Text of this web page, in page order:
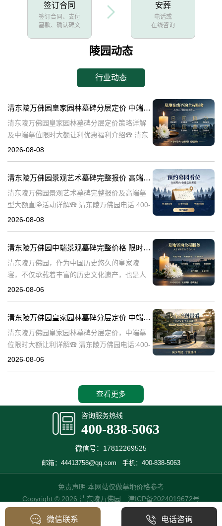
签订合同
签订合同、支付
墓款、确认碑文
安葬
电话或
在线咨询
陵园动态
行业动态
清东陵万佛园皇家园林墓碑分层定价 中端墓位限时大额让利详解及优惠福利
清东陵万佛园皇家园林墓碑分层定价策略详解
及中端墓位限时大额让利优惠福利介绍☎ 清东
陵万佛园电话:400-838-5063清东陵万佛园，作
2026-08-08
清东陵万佛园景观艺术墓碑完整报价 高端墓型大额直降活动详解
清东陵万佛园景观艺术墓碑完整报价及高端墓
型大额直降活动详解☎ 清东陵万佛园电话:400-
838-5063清东陵万佛园，作为中国历史悠久的
2026-08-08
清东陵万佛园中端景观墓碑完整价格 限时减免多年管理费详解
清东陵万佛园，作为中国历史悠久的皇家陵
寝，不仅承载着丰富的历史文化遗产，也是人
们缅怀先人、寄托哀思的重要场所。近年来，
清
2026-08-06
清东陵万佛园皇家园林墓碑分层定价 中端墓位限时大额让利详解
清东陵万佛园皇家园林墓碑分层定价，中端墓
位限时大额让利详解☎ 清东陵万佛园电话:400-
838-5063清东陵万佛园，作为中国历史上著名
2026-08-06
查看更多
咨询服务热线
400-838-5063
微信号：17812269525
邮箱：44413758@qq.com 手机：400-838-5063
免责声明:本网站仅做墓地价格参考
Copyright © 2026 清东陵万佛园 津ICP备2024019672号
微信联系 电话咨询